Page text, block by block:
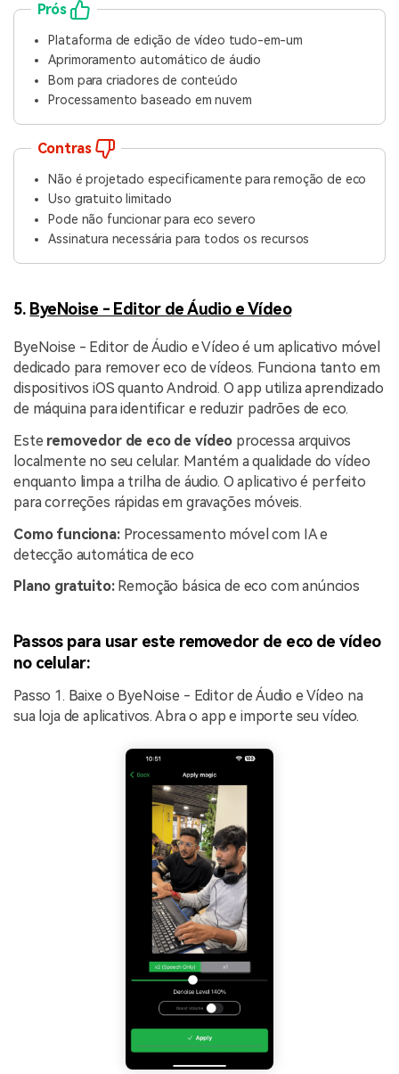
Prós
Plataforma de edição de vídeo tudo-em-um
Aprimoramento automático de áudio
Bom para criadores de conteúdo
Processamento baseado em nuvem
Contras
Não é projetado especificamente para remoção de eco
Uso gratuito limitado
Pode não funcionar para eco severo
Assinatura necessária para todos os recursos
5. ByeNoise - Editor de Áudio e Vídeo
ByeNoise - Editor de Áudio e Vídeo é um aplicativo móvel
dedicado para remover eco de vídeos. Funciona tanto em
dispositivos iOS quanto Android. O app utiliza aprendizado
de máquina para identificar e reduzir padrões de eco.
Este removedor de eco de vídeo processa arquivos
localmente no seu celular. Mantém a qualidade do vídeo
enquanto limpa a trilha de áudio. O aplicativo é perfeito
para correções rápidas em gravações móveis.
Como funciona:Processamento móvel com IA e
detecção automática de eco
Plano gratuito:Remoção básica de eco com anúncios
Passos para usar este removedor de eco de vídeo
no celular:
Passo 1. Baixe o ByeNoise - Editor de Áudio e Vídeo na
sua loja de aplicativos. Abra o app e importe seu vídeo.